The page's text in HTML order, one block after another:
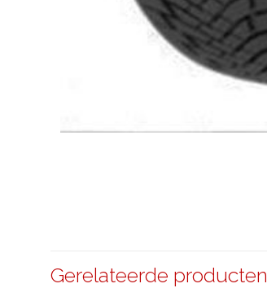
Gerelateerde producten